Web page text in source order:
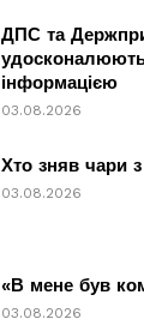
ДПС та
інформацією
03.08.2026
Хто зняв чари
03.08.2026
«В мене був
03.08.2026